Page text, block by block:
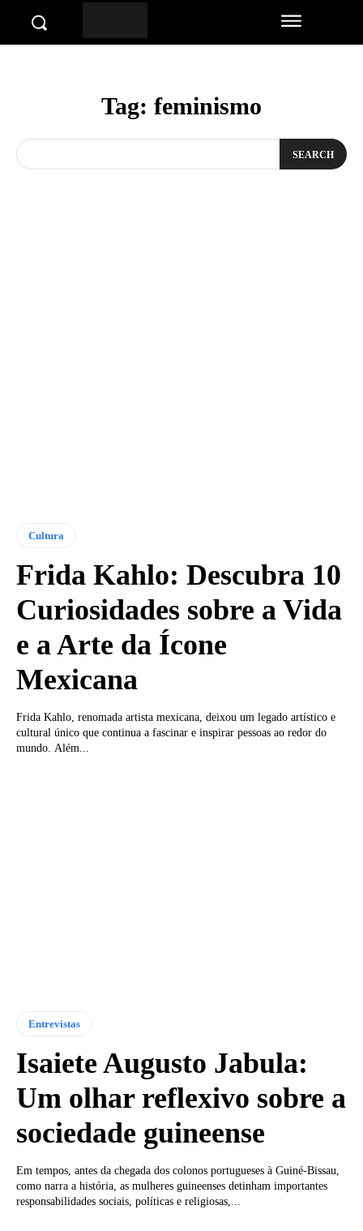
Tag: feminismo
SEARCH
Cultura
Frida Kahlo: Descubra 10
Curiosidades sobre a Vida
e a Arte da Ícone
Mexicana
Frida Kahlo, renomada artista mexicana, deixou um legado artístico e
cultural único que continua a fascinar e inspirar pessoas ao redor do
mundo. Além...
Entrevistas
Isaiete Augusto Jabula:
Um olhar reflexivo sobre a
sociedade guineense
Em tempos, antes da chegada dos colonos portugueses à Guiné-Bissau,
como narra a história, as mulheres guineenses detinham importantes
responsabilidades sociais, políticas e religiosas,...